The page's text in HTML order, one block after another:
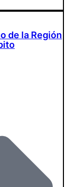
de la Región